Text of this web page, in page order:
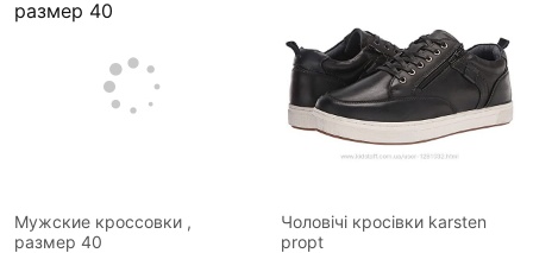
Мужские кроссовки ,
размер 40
Чоловічі кросівки karsten
propt